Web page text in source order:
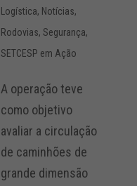
Logística, Notícias,
Rodovias, Segurança,
SETCESP em Ação
A operação teve
como objetivo
avaliar a circulação
de caminhões de
grande dimensão